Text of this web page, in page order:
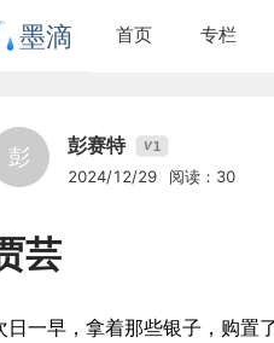
墨滴 首页 专栏
彭 彭赛特 V1
2024/12/29 阅读：30
芸
日一早，拿着那些银子，购置